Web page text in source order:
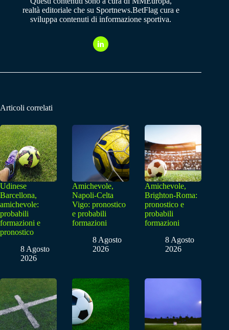
realtà editoriale che su Sportnews.BetFlag cura e
sviluppa contenuti di informazione sportiva.
Articoli correlati
Udinese
Barcellona,
amichevole:
probabili
formazioni e
pronostico
8 Agosto
2026
Amichevole,
Napoli-Celta
Vigo: pronostico
e probabili
formazioni
8 Agosto
2026
Amichevole,
Brighton-Roma:
pronostico e
probabili
formazioni
8 Agosto
2026